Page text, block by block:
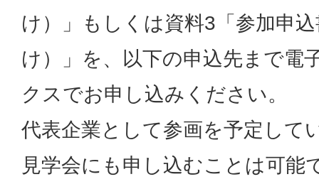
け）」もしくは資料3「参加申
け）」を、以下の申込先まで電
クスでお申し込みください。
代表企業として参画を予定して
見学会にも申し込むことは可能